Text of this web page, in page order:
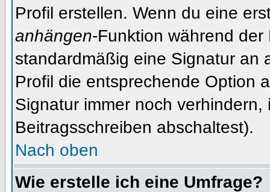
Profil erstellen. Wenn du eine
anhängen-Funktion während
standardmäßig eine Signatur an
Profil die entsprechende Option
Signatur immer noch
Beitragsschreiben abschaltest).
Nach oben
Wie erstelle ich eine Umfrage?